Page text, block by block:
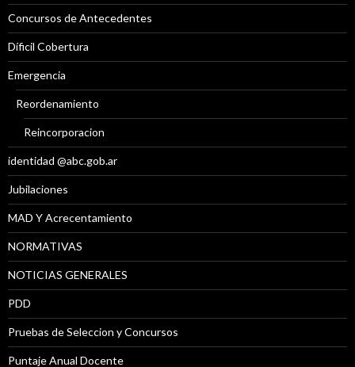
Concursos de Antecedentes
Díficil Cobertura
Emergencia
Reordenamiento
Reincorporacion
identidad @abc.gob.ar
Jubilaciones
MAD Y Acrecentamiento
NORMATIVAS
NOTICIAS GENERALES
PDD
Pruebas de Seleccion y Concursos
Puntaje Anual Docente